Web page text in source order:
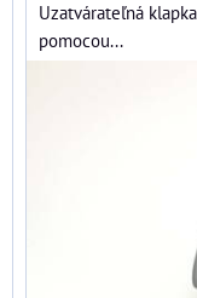
Uzatvárateľná
pomocou...